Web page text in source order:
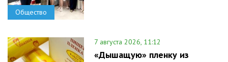
Общество
7 августа 2026, 11:12
«Дышащую» пленку из